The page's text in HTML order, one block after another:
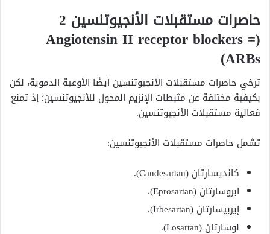
حاصرات مستقبلات الأنجيوتنسين 2
(Angiotensin II receptor blockers =
ARBs)
ترخي حاصرات مستقبلات الأنجيوتنسين أيضًا الأوعية الدموية، لكن
بكيفية مختلفة عن مثبطات الإنزيم المحول للأنجيوتنسين؛ إذ تمنع
فعالية مستقبلات الأنجيوتنسين.
تشمل حاصرات مستقبلات الأنجيوتنسين:
كانديسارتان (Candesartan).
ابروسارتان (Eprosartan).
إيربيسارتان (Irbesartan).
لوسارتان (Losartan).